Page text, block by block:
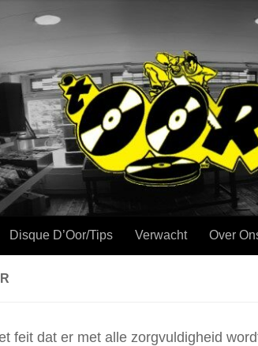
Disque D’Oor/Tips Verwacht Over
feit dat er met alle zorgvuldigheid